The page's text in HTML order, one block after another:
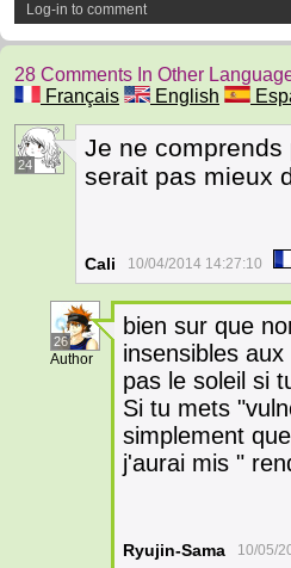
Log-in to comment
28 Comments In Other
Français
English
24
Je ne
serait pas mieux
Cali 10/04/2014 14:27:10
26
Author
bien sur que
insensibles
pas le soleil si
Si tu mets
simplement
j'aurai mis "
Ryujin-Sama 10/05/